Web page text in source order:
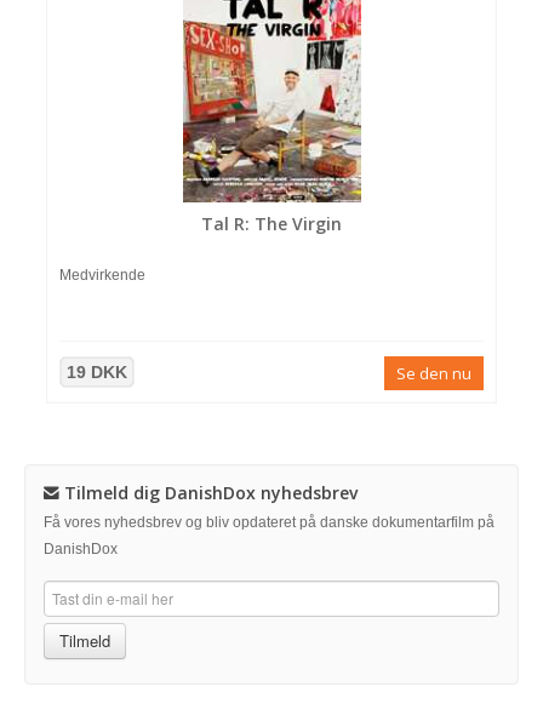
Tal R: The Virgin
Medvirkende
19 DKK Se den nu
Tilmeld dig DanishDox nyhedsbrev
Få vores nyhedsbrev og bliv opdateret på danske dokumentarfilm på
DanishDox
Tilmeld